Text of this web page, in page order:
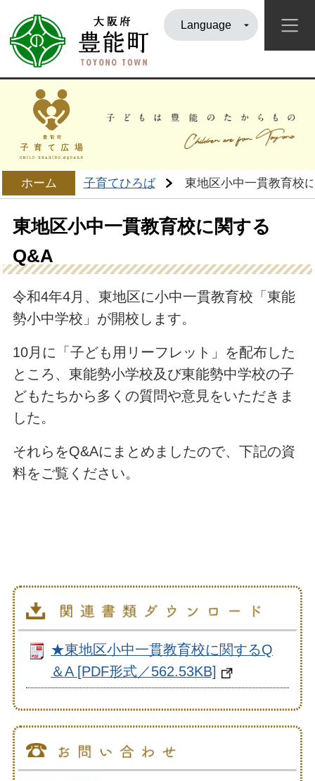
Language
ホーム 子育てひろば 東地区小中一貫教育校
東地区小中一貫教育校に関する
Q&A
令和4年4月、東地区に小中一貫教育校「東能
勢小中学校」が開校します。
10月に「子ども用リーフレット」を配布した
ところ、東能勢小学校及び東能勢中学校の子
どもたちから多くの質問や意見をいただきま
した。
それらをQ&Aにまとめましたので、下記の資
料をご覧ください。
★東地区小中一貫教育校に関するQ
＆A [PDF形式／562.53KB]